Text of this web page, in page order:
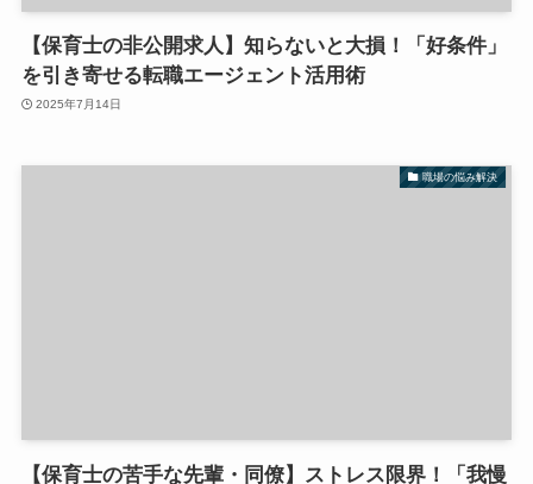
【保育士の非公開求人】知らないと大損！「好条件」
を引き寄せる転職エージェント活用術
2025年7月14日
職場の悩み解決
【保育士の苦手な先輩・同僚】ストレス限界！「我慢